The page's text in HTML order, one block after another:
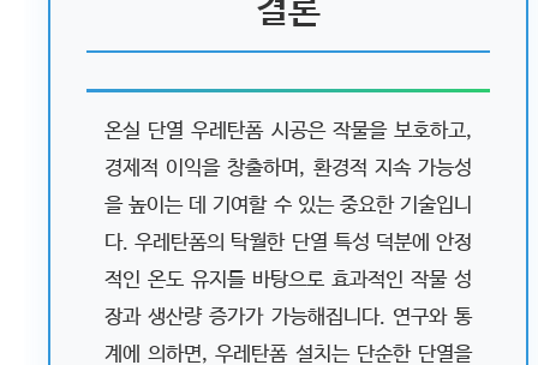
결론
온실 단열 우레탄폼 시공은 작물을 보호하고,
경제적 이익을 창출하며, 환경적 지속 가능성
을 높이는 데 기여할 수 있는 중요한 기술입니
다. 우레탄폼의 탁월한 단열 특성 덕분에 안정
적인 온도 유지를 바탕으로 효과적인 작물 성
장과 생산량 증가가 가능해집니다. 연구와 통
계에 의하면, 우레탄폼 설치는 단순한 단열을